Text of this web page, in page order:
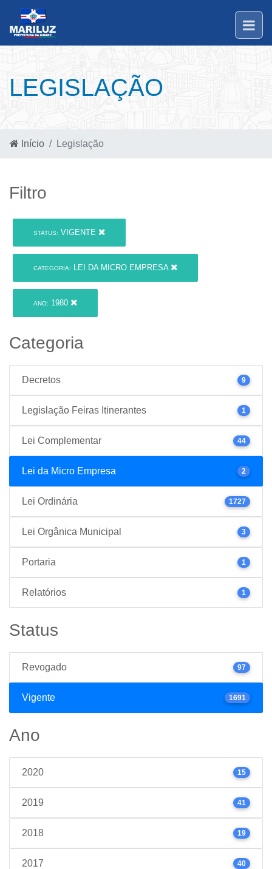
LEGISLAÇÃO
Início Legislação
Filtro
STATUS: VIGENTE
CATEGORIA: LEI DA MICRO EMPRESA
ANO: 1980
Categoria
Decretos 9
Legislação Feiras Itinerantes 1
Lei Complementar 44
Lei da Micro Empresa 2
Lei Ordinária 1727
Lei Orgânica Municipal 3
Portaria 1
Relatórios 1
Status
Revogado 97
Vigente 1691
Ano
2020 15
2019 41
2018 19
2017 40